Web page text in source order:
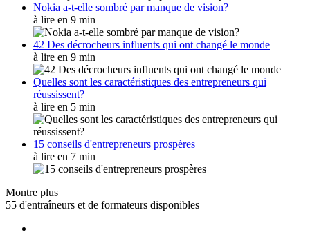
Nokia a-t-elle sombré par manque de vision?
à lire en 9 min
42 Des décrocheurs influents qui ont changé le monde
à lire en 9 min
Quelles sont les caractéristiques des entrepreneurs qui
réussissent?
à lire en 5 min
15 conseils d'entrepreneurs prospères
à lire en 7 min
Montre plus
55 d'entraîneurs et de formateurs disponibles